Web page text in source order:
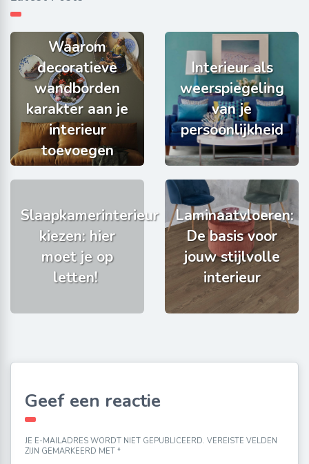
Waarom
decoratieve
wandborden
karakter aan je
interieur
toevoegen
Interieur als
weerspiegeling
van je
persoonlijkheid
Slaapkamerinterieur
kiezen: hier
moet je op
letten!
Laminaatvloeren:
De basis voor
jouw stijlvolle
interieur
Geef een reactie
JE E-MAILADRES WORDT NIET GEPUBLICEERD. VEREISTE VELDEN
ZIJN GEMARKEERD MET *